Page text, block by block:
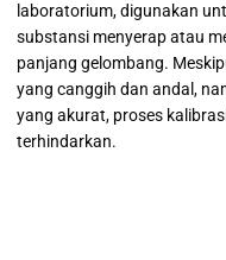
laboratorium, digunakan
substansi menyerap atau
panjang gelombang.
yang canggih dan andal,
yang akurat, proses
terhindarkan.